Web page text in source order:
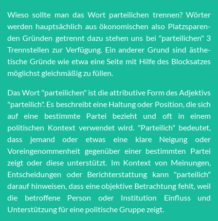
Wieso sollte man das Wort par­tei­li­chen trennen? Wörter
werden haupt­sächlich aus öko­no­mi­schen also Platz­spar­en­
den Grün­den getrennt dazu stehen uns bei "par­tei­li­chen" 3
Trenn­stel­len zur Ver­fü­gung. Ein anderer Grund sind äs­the­
tische Grün­de wie et­wa eine Seite mit Hilfe des Block­satzes
möglichst gleich­mä­ßig zu füllen.
Das Wort "parteilichen" ist die attributive Form des Adjektivs
"parteilich". Es beschreibt eine Haltung oder Position, die sich
auf eine bestimmte Partei bezieht und oft in einem
politischen Kontext verwendet wird. "Parteilich" bedeutet,
dass jemand oder etwas eine klare Neigung oder
Voreingenommenheit gegenüber einer bestimmten Partei
zeigt oder diese unterstützt. Im Kontext von Meinungen,
Entscheidungen oder Berichterstattung kann "parteilich"
darauf hinweisen, dass eine objektive Betrachtung fehlt, weil
die betroffene Person oder Institution Einfluss und
Unterstützung für eine politische Gruppe zeigt.